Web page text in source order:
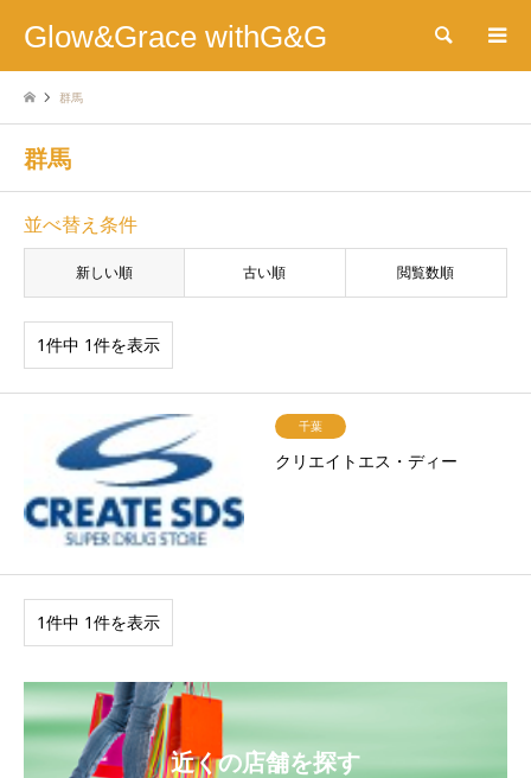
Glow&Grace withG&G 検索
群馬
群馬
並べ替え条件
新しい順 古い順 閲覧数順
1件中 1件を表示
千葉
クリエイトエス・ディー
1件中 1件を表示
近くの店舗を探す